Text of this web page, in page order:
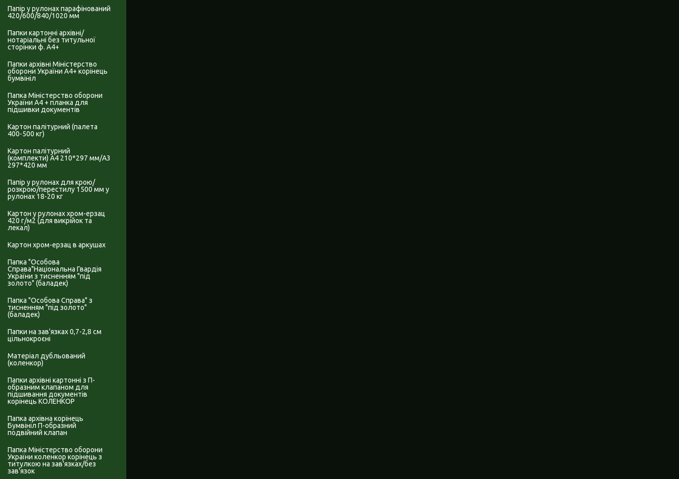
Папір у рулонах парафінований
420/600/840/1020 мм
Папки картонні архівні/
нотаріальні без титульної
сторінки ф. А4+
Папки архівні Міністерство
оборони України А4+ корінець
бумвініл
Папка Міністерство оборони
України А4 + планка для
підшивки документів
Картон палітурний (палета
400-500 кг)
Картон палітурний
(комплекти) А4 210*297 мм/А3
297*420 мм
Папір у рулонах для крою/
розкрою/перестилу 1500 мм у
рулонах 18-20 кг
Картон у рулонах хром-ерзац
420 г/м2 (для викрійок та
лекал)
Картон хром-ерзац в аркушах
Папка "Особова
Справа"Національна Гвардія
України з тисненням "під
золото" (баладек)
Папка "Особова Справа" з
тисненням "під золото"
(баладек)
Папки на зав'язках 0,7-2,8 см
цільнокроєні
Матеріал дубльований
(коленкор)
Папки архівні картонні з П-
образним клапаном для
підшивання документів
корінець КОЛЕНКОР
Папка архівна корінець
Бумвініл П-образний
подвійний клапан
Папка Міністерство оборони
України коленкор корінець з
титулкою на зав'язках/без
зав'язок